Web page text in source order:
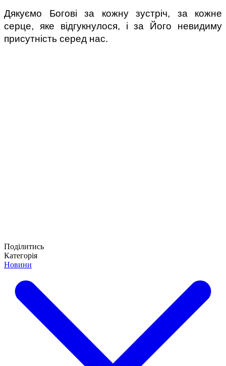
Дякуємо Богові за кожну зустріч, за кожне
серце, яке відгукнулося, і за Його невидиму
присутність серед нас.
Поділитись
Категорія
Новини